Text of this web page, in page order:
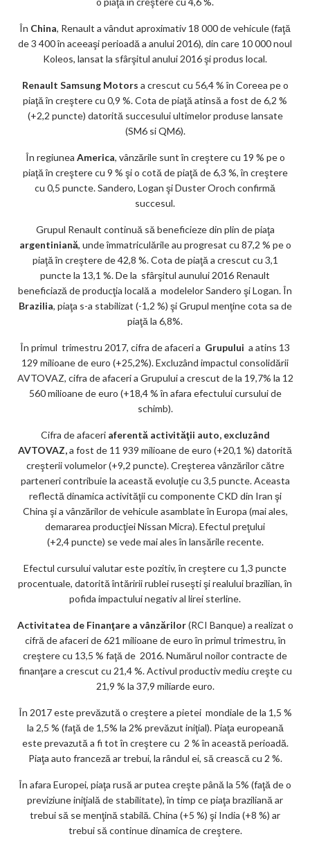
În China, Renault a vândut aproximativ 18 000 de vehicule (faţă
de 3 400 în aceeaşi perioadă a anului 2016), din care 10 000 noul
Koleos, lansat la sfârşitul anului 2016 şi produs local.
Renault Samsung Motors a crescut cu 56,4 % în Coreea pe o
piaţă în creştere cu 0,9 %. Cota de piaţă atinsă a fost de 6,2 %
(+2,2 puncte) datorită succesului ultimelor produse lansate
(SM6 si QM6).
În regiunea America, vânzările sunt în creştere cu 19 % pe o
piaţă în creştere cu 9 % şi o cotă de piaţă de 6,3 %, în creştere
cu 0,5 puncte. Sandero, Logan şi Duster Oroch confirmă
succesul.
Grupul Renault continuă să beneficieze din plin de piaţa
argentiniană, unde îmmatriculările au progresat cu 87,2 % pe o
piaţă în creştere de 42,8 %. Cota de piaţă a crescut cu 3,1
puncte la 13,1 %. De la sfârşitul aunului 2016 Renault
beneficiază de producţia locală a modelelor Sandero şi Logan. În
Brazilia, piaţa s-a stabilizat (-1,2 %) şi Grupul menţine cota sa de
piaţă la 6,8%.
În primul trimestru 2017, cifra de afaceri a Grupului a atins 13
129 milioane de euro (+25,2%). Excluzând impactul consolidării
AVTOVAZ, cifra de afaceri a Grupului a crescut de la 19,7% la 12
560 milioane de euro (+18,4 % în afara efectului cursului de
schimb).
Cifra de afaceri aferentă activităţii auto, excluzând
AVTOVAZ,a fost de 11 939 milioane de euro (+20,1 %) datorită
creşterii volumelor (+9,2 puncte). Creşterea vânzărilor către
parteneri contribuie la această evoluţie cu 3,5 puncte. Aceasta
reflectă dinamica activităţii cu componente CKD din Iran şi
China şi a vânzărilor de vehicule asamblate în Europa (mai ales,
demararea producţiei Nissan Micra). Efectul preţului
(+2,4 puncte) se vede mai ales în lansările recente.
Efectul cursului valutar este pozitiv, în creştere cu 1,3 puncte
procentuale, datorită întăririi rublei ruseşti şi realului brazilian, în
pofida impactului negativ al lirei sterline.
Activitatea de Finanţare a vânzărilor(RCI Banque) a realizat o
cifră de afaceri de 621 milioane de euro în primul trimestru, în
creştere cu 13,5 % faţă de 2016. Numărul noilor contracte de
finanţare a crescut cu 21,4 %. Activul productiv mediu creşte cu
21,9 % la 37,9 miliarde euro.
În 2017 este prevăzută o creştere a pietei mondiale de la 1,5 %
la 2,5 % (faţă de 1,5% la 2% prevăzut iniţial). Piaţa europeană
este prevazută a fi tot în creştere cu 2 % în această perioadă.
Piaţa auto franceză ar trebui, la rândul ei, să crească cu 2 %.
În afara Europei, piaţa rusă ar putea creşte până la 5% (faţă de o
previziune iniţială de stabilitate), în timp ce piaţa braziliană ar
trebui să se menţină stabilă. China (+5 %) şi India (+8 %) ar
trebui să continue dinamica de creştere.